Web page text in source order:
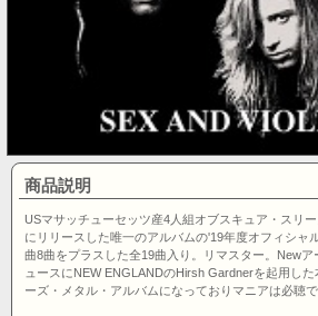
商品説明
USマサッチューセッツ産4人組オブスキュア・スリ
にリリースした唯一のアルバムの'19年度オフィシャ
曲8曲をプラスした全19曲入り。リマスター。New
ュースにNEW ENGLANDのHirsh Gardnerを起用し
ーズ・メタル・アルバムになっておりマニアは必聴で